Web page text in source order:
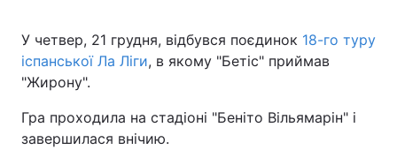
Головна Війна
Україна
Економіка Світ
У четвер, 21 грудня, відбувся поєдинок 18-го туру
іспанської Ла Ліги, в якому "Бетіс" приймав
"Жирону".
Гра проходила на стадіоні "Беніто Вільямарін" і
завершилася внічию.